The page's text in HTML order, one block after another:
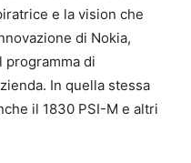
e la vision che
di Nokia,
programma di
In quella stessa
il 1830 PSI-M e altri